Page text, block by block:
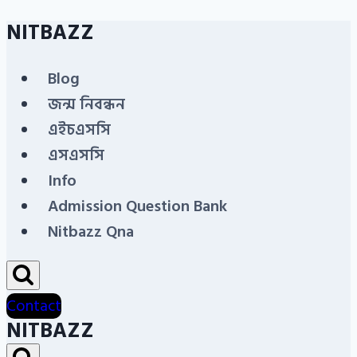
Skip
content
NITBAZZ
Blog
জন্ম নিবন্ধন
এইচএসসি
এসএসসি
Info
Admission Question Bank
Nitbazz Qna
Contact
NITBAZZ